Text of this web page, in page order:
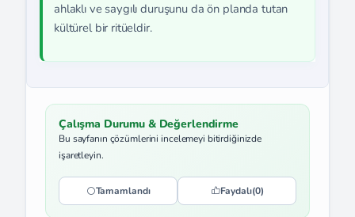
ahlaklı ve saygılı duruşunu da ön planda tutan
kültürel bir ritüeldir.
Çalışma Durumu & Değerlendirme
Bu sayfanın çözümlerini incelemeyi bitirdiğinizde
işaretleyin.
Tamamlandı Faydalı(0)